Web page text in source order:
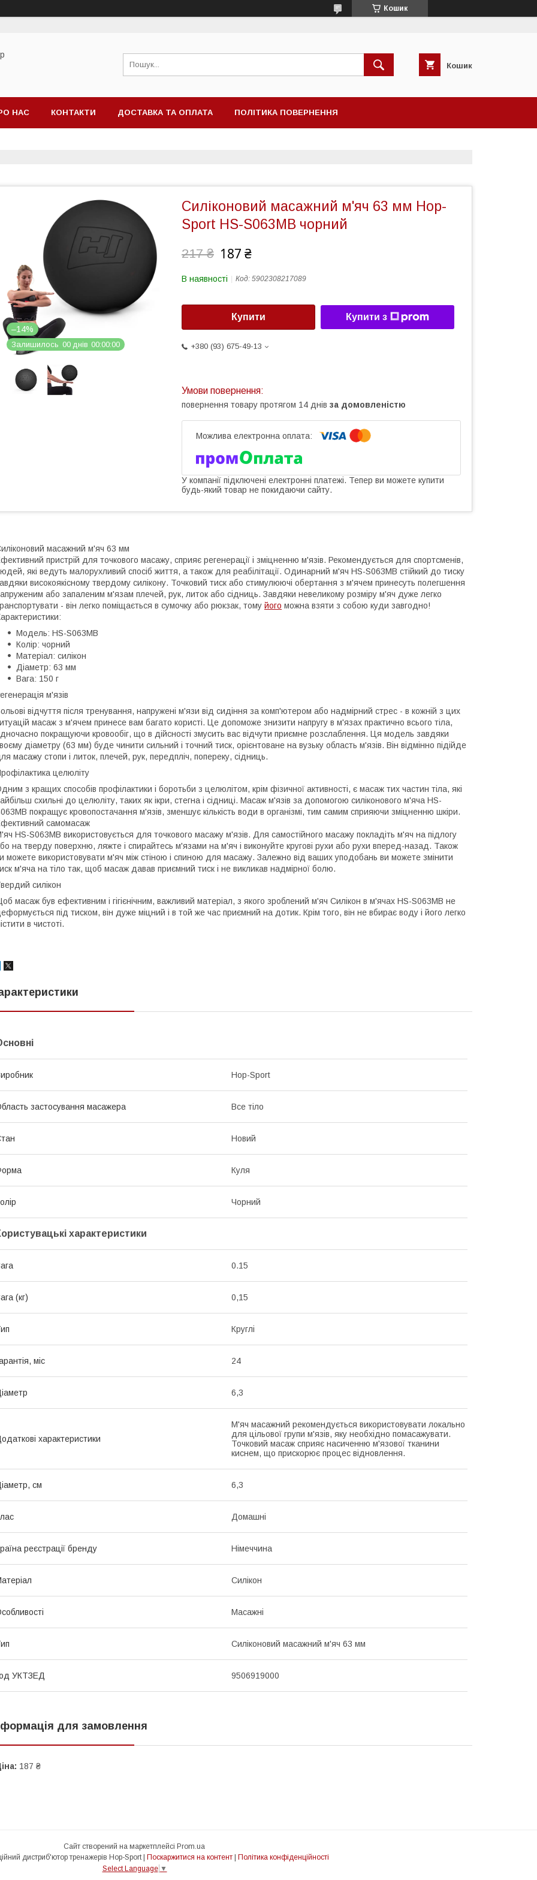
Кошик
Кошик
НАС КОНТАКТИ ДОСТАВКА ТА ОПЛАТА ПОЛІТИКА ПОВЕРНЕННЯ
–14%
Залишилось 00 днів 00 00 00
Силіконовий масажний м'яч 63 мм Hop-
Sport HS-S063MB чорний
217 ₴ 187 ₴
В наявності Код: 5902308217089
Купити Купити з
+380 (93) 675-49-13
повернення товару протягом 14 днів за домовленістю
У компанії підключені електронні платежі. Тепер ви можете купити
будь-який товар не покидаючи сайту.
масажний м'яч 63 мм
пристрій для точкового масажу, сприяє регенерації і зміцненню м'язів. Рекомендується для спортсменів,
які ведуть малорухливий спосіб життя, а також для реабілітації. Одинарний м'яч HS-S063MB стійкий до тиску
високоякісному твердому силікону. Точковий тиск або стимулюючі обертання з м'ячем принесуть полегшення
або запаленим м'язам плечей, рук, литок або сідниць. Завдяки невеликому розміру м'яч дуже легко
- він легко поміщається в сумочку або рюкзак, тому його можна взяти з собою куди завгодно!
Модель: HS-S063MB
Колір: чорний
Матеріал: силікон
Діаметр: 63 мм
Вага: 150 г
м'язів
відчуття після тренування, напружені м'язи від сидіння за комп'ютером або надмірний стрес - в кожній з цих
масаж з м'ячем принесе вам багато користі. Це допоможе знизити напругу в м'язах практично всього тіла,
покращуючи кровообіг, що в дійсності змусить вас відчути приємне розслаблення. Ця модель завдяки
діаметру (63 мм) буде чинити сильний і точний тиск, орієнтоване на вузьку область м'язів. Він відмінно підійде
масажу стопи і литок, плечей, рук, передпліч, попереку, сідниць.
целюліту
з кращих способів профілактики і боротьби з целюлітом, крім фізичної активності, є масаж тих частин тіла, які
схильні до целюліту, таких як ікри, стегна і сідниці. Масаж м'язів за допомогою силіконового м'яча HS-
покращує кровопостачання м'язів, зменшує кількість води в організмі, тим самим сприяючи зміцненню шкіри.
самомасаж
HS-S063MB використовується для точкового масажу м'язів. Для самостійного масажу покладіть м'яч на підлогу
на тверду поверхню, ляжте і спирайтесь м'язами на м'яч і виконуйте кругові рухи або рухи вперед-назад. Також
можете використовувати м'яч між стіною і спиною для масажу. Залежно від ваших уподобань ви можете змінити
м'яча на тіло так, щоб масаж давав приємний тиск і не викликав надмірної болю.
силікон
масаж був ефективним і гігієнічним, важливий матеріал, з якого зроблений м'яч Силікон в м'ячах HS-S063MB не
під тиском, він дуже міцний і в той же час приємний на дотик. Крім того, він не вбирає воду і його легко
в чистоті.
Hop-Sport
застосування масажера Все тіло
Новий
Куля
Чорний
характеристики
0.15
(кг) 0,15
Круглі
міс 24
6,3
характеристики
М'яч масажний рекомендується використовувати локально
для цільової групи м'язів, яку необхідно помасажувати.
Точковий масаж сприяє насиченню м'язової тканини
киснем, що прискорює процес відновлення.
см 6,3
Домашні
реєстрації бренду Німеччина
Силікон
Масажні
Силіконовий масажний м'яч 63 мм
УКТЗЕД 9506919000
для замовлення
187 ₴
Сайт створений на маркетплейсі Prom.ua
🦾 HS Sport - Офіційний дистриб'ютор тренажерів Hop-Sport | Поскаржитися на контент | Політика конфіденційності
Select Language ▼